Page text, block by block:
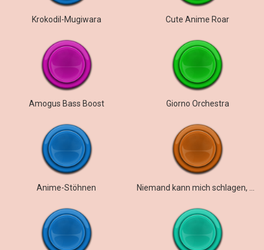
Krokodil-Mugiwara Cute Anime Roar
Amogus Bass Boost Giorno Orchestra
Anime-Stöhnen